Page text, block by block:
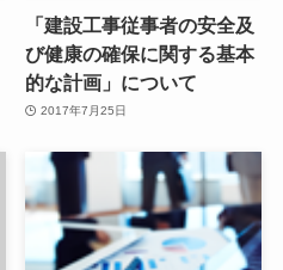
「建設工事従事者の安全及
び健康の確保に関する基本
的な計画」について
2017年7月25日